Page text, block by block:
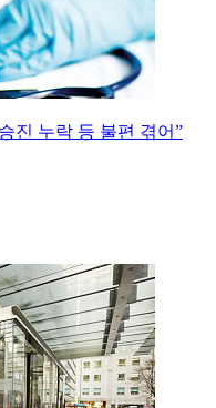
진 누락 등 불편 겪어”